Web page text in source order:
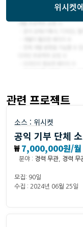
위시켓
관련 프로젝트
소스 : 위시켓
공익 기부 단체
₩7,000,000원/월
분야 : 경력 무관 경력 무
모집: 90일
수집 : 2024년 06월 25일